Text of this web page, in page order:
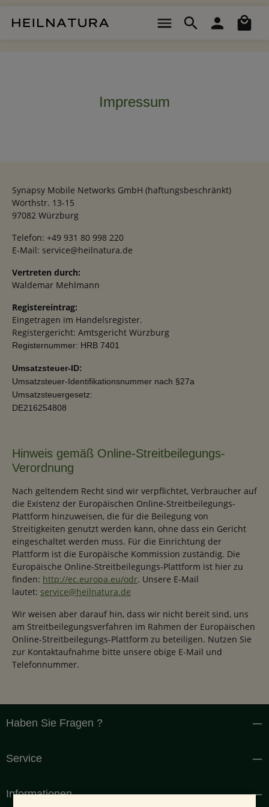
Impressum
Synapsy Mobile Networks GmbH (haftungsbeschränkt)
Wörthstr. 13-15
97082 Würzburg
Telefon: +49 931 80 998 220
E-Mail: service@heilnatura.de
Vertreten durch:
Waldemar Mehlmann
Registereintrag:
Eingetragen im Handelsregister.
Registergericht: Amtsgericht Würzburg
Registernummer: HRB 7401
Umsatzsteuer-ID:
Umsatzsteuer-Identifikationsnummer nach §27a
Umsatzsteuergesetz:
DE216254808
Hinweis gemäß Online-Streitbeilegungs-
Verordnung
Nach geltendem Recht sind wir verpflichtet, Verbraucher auf
die Existenz der Europäischen Online-Streitbeilegungs-
Plattform hinzuweisen, die für die Beilegung von
Streitigkeiten genutzt werden kann, ohne dass ein Gericht
eingeschaltet werden muss. Für die Einrichtung der
Plattform ist die Europäische Kommission zuständig. Die
Europäische Online-Streitbeilegungs-Plattform ist hier zu
finden: http://ec.europa.eu/odr. Unsere E-Mail
lautet: service@heilnatura.de
Wir weisen aber darauf hin, dass wir nicht bereit sind, uns
am Streitbeilegungsverfahren im Rahmen der Europäischen
Online-Streitbeilegungs-Plattform zu beteiligen. Nutzen Sie
zur Kontaktaufnahme bitte unsere obige E-Mail und
Telefonnummer.
Haben Sie Fragen ?
Service
Informationen